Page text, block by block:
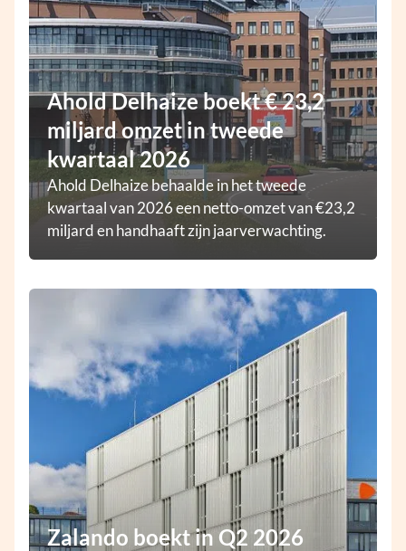
Ahold Delhaize boekt € 23,2
miljard omzet in tweede
kwartaal 2026
Ahold Delhaize behaalde in het tweede
kwartaal van 2026 een netto-omzet van €23,2
miljard en handhaaft zijn jaarverwachting.
Zalando boekt in Q2 2026